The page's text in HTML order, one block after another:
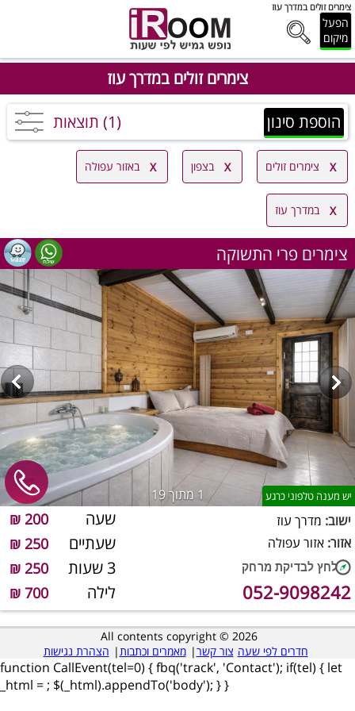
צימרים זולים במדרך עוז
הפעל
מיקום
צימרים זולים במדרך עוז
הוספת סינון (1) תוצאות
צימרים זולים בצפון באזור עפולה
במדרך עוז
צימרים פרי התשוקה
1 מתוך 19 יש מענה טלפוני כרגע
שעה 200 ₪
שעתיים 250 ₪
3 שעות 250 ₪
לילה 700 ₪
ישוב: מדרך עוז
אזור: אזור עפולה
052-9098242
All contents copyright © 2026
חדרים לפי שעה צור קשר| מאמרים וכתבות | הצהרת נגישות
function CallEvent(tel=0) { fbq('track', 'Contact'); if(tel) { let
_html = ; $(_html).appendTo('body'); } }